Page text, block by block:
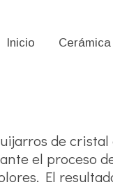
Inicio
de
el proceso
El